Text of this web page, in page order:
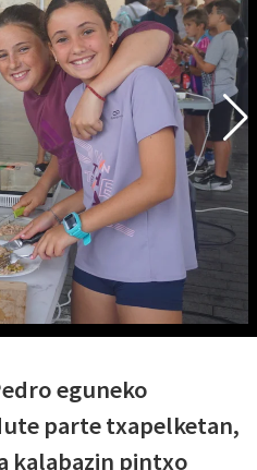
eguneko
parte txapelketan,
kalabazin pintxo